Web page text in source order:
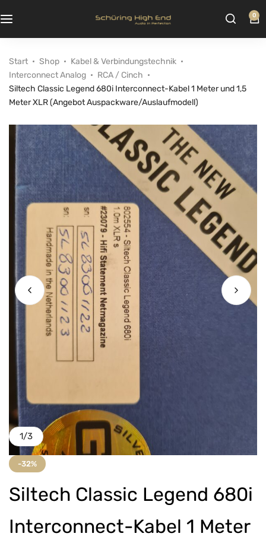
0
Start Shop
Kabel & Verbindungstechnik
Interconnect Analog
RCA / Cinch
Siltech Classic Legend 680i Interconnect-Kabel 1 Meter und 1,5
Meter XLR (Angebot Auspackware/Auslaufmodell)
1/3
-32%
Siltech Classic Legend 680i
Interconnect-Kabel 1 Meter